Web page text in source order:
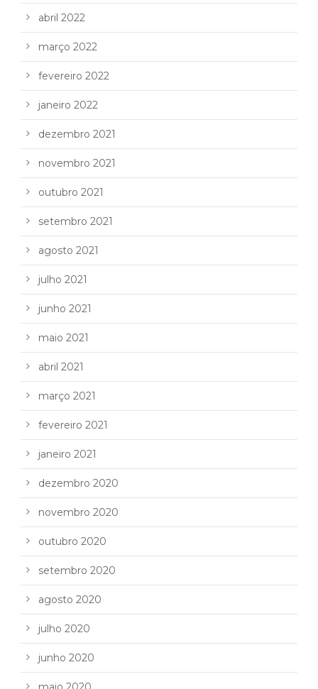
abril 2022
março 2022
fevereiro 2022
janeiro 2022
dezembro 2021
novembro 2021
outubro 2021
setembro 2021
agosto 2021
julho 2021
junho 2021
maio 2021
abril 2021
março 2021
fevereiro 2021
janeiro 2021
dezembro 2020
novembro 2020
outubro 2020
setembro 2020
agosto 2020
julho 2020
junho 2020